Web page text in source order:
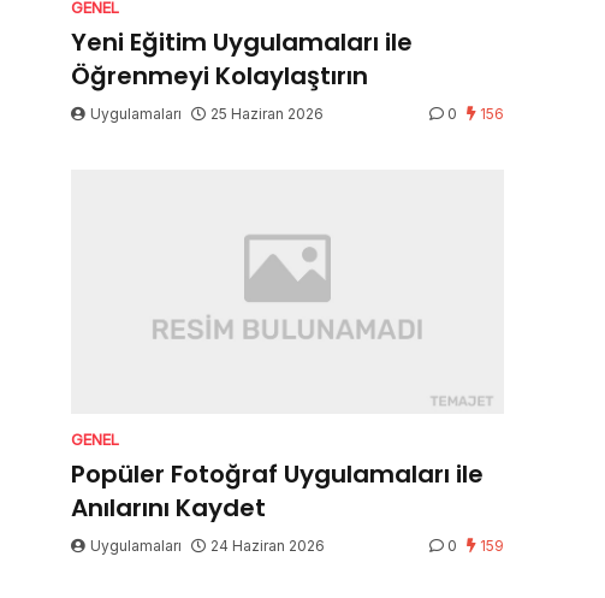
GENEL
Yeni Eğitim Uygulamaları ile
Öğrenmeyi Kolaylaştırın
Uygulamaları 25 Haziran 2026 0 156
GENEL
Popüler Fotoğraf Uygulamaları ile
Anılarını Kaydet
Uygulamaları 24 Haziran 2026 0 159